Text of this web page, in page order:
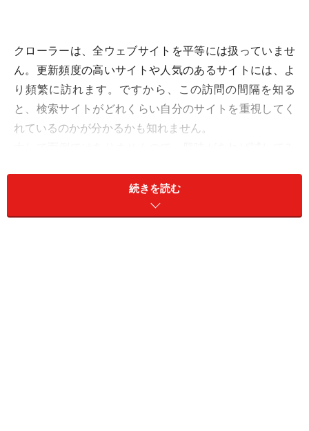
クローラーは、全ウェブサイトを平等には扱っていませ
ん。更新頻度の高いサイトや人気のあるサイトには、よ
り頻繁に訪れます。ですから、この訪問の間隔を知る
と、検索サイトがどれくらい自分のサイトを重視してく
れているのかが分かるかも知れません。
どんなクローラーに使えるのか？
続きを読む